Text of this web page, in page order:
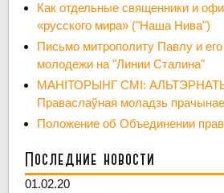
Как отдельные священники и
«русского мира» ("Наша Нива")
Письмо митрополиту Павлу и
молодежи на "Линии Сталина"
МАНІТОРЫНГ СМІ:
Праваслаўная моладзь
Положение об Объединении
Последние новости
01.02.20